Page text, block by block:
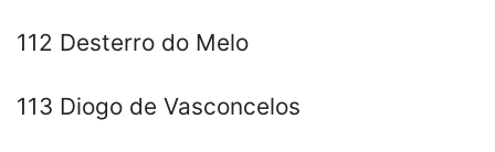
112 Desterro do Melo
113 Diogo de Vasconcelos